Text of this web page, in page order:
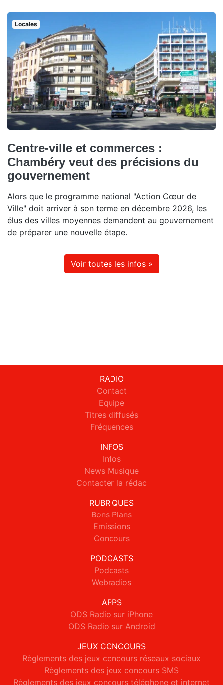
Locales
Centre-ville et commerces :
Chambéry veut des précisions du
gouvernement
Alors que le programme national "Action Cœur de
Ville" doit arriver à son terme en décembre 2026, les
élus des villes moyennes demandent au gouvernement
de préparer une nouvelle étape.
Voir toutes les infos »
RADIO
Contact
Equipe
Titres diffusés
Fréquences
INFOS
Infos
News Musique
Contacter la rédac
RUBRIQUES
Bons Plans
Emissions
Concours
PODCASTS
Podcasts
Webradios
APPS
ODS Radio sur iPhone
ODS Radio sur Android
JEUX CONCOURS
Règlements des jeux concours réseaux sociaux
Règlements des jeux concours SMS
Règlements des jeux concours téléphone et internet